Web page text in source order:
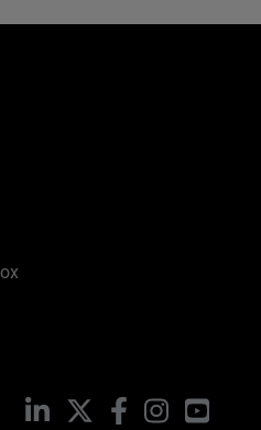
LinkedIn FacebookInstagram